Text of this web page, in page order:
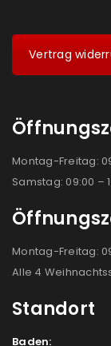
Vertrag
Montag-Freitag:
Samstag: 09:00 –
Montag-Freitag:
Alle 4
Standort
Baden: